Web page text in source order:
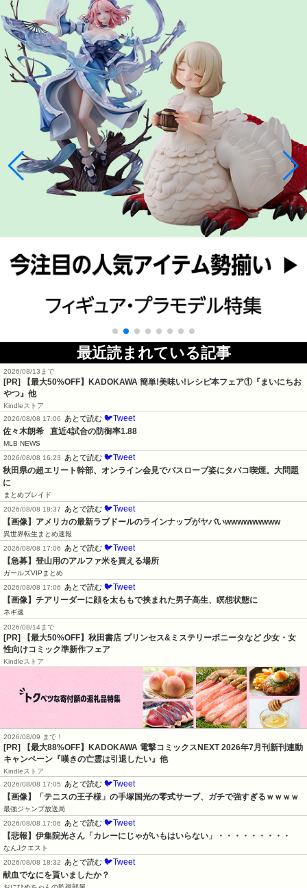
最近読まれている記事
2026/08/13まで
[PR] 【最大50%OFF】KADOKAWA 簡単!美味い!レシピ本フェア①『まいにちお
やつ』他
Kindleストア
2026/08/08 17:06
あとで読む 🐦Tweet
佐々木朗希   直近4試合の防御率1.88
MLB NEWS
2026/08/08 16:23
あとで読む 🐦Tweet
秋田県の超エリート幹部、オンライン会見でバスローブ姿にタバコ喫煙。大問題
に
まとめブレイド
2026/08/08 18:37
あとで読む 🐦Tweet
【画像】アメリカの最新ラブドールのラインナップがヤバいwwwwwwwww
異世界転生まとめ速報
2026/08/08 17:06
あとで読む 🐦Tweet
【急募】登山用のアルファ米を買える場所
ガールズVIPまとめ
2026/08/08 17:06
あとで読む 🐦Tweet
【画像】チアリーダーに顔を太ももで挟まれた男子高生、瞑想状態に
ネギ速
2026/08/14まで
[PR] 【最大50%OFF】秋田書店 プリンセス&ミステリーボニータなど 少女・女
性向けコミック準新作フェア
Kindleストア
2026/08/09 まで！
[PR] 【最大88%OFF】KADOKAWA 電撃コミックスNEXT 2026年7月刊新刊連動
キャンペーン『嘆きの亡霊は引退したい』他
Kindleストア
2026/08/08 17:05
あとで読む 🐦Tweet
【画像】「テニスの王子様」の手塚国光の零式サーブ、ガチで強すぎるｗｗｗｗ
最強ジャンプ放送局
2026/08/08 17:06
あとで読む 🐦Tweet
【悲報】伊集院光さん「カレーにじゃがいもはいらない」・・・・・・・・・
なんJクエスト
2026/08/08 18:32
あとで読む 🐦Tweet
献血でなにを貰いましたか？